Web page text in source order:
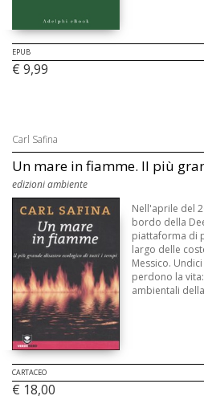
EPUB
€ 9,99
Carl Safina
Un mare in fiamme. Il più
edizioni ambiente
Nell'aprile del
bordo della
piattaforma di
largo delle
Messico.
perdono la
ambientali
CARTACEO
€ 18,00